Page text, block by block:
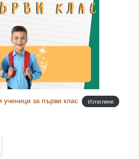
ученици за първи клас Изтегляне